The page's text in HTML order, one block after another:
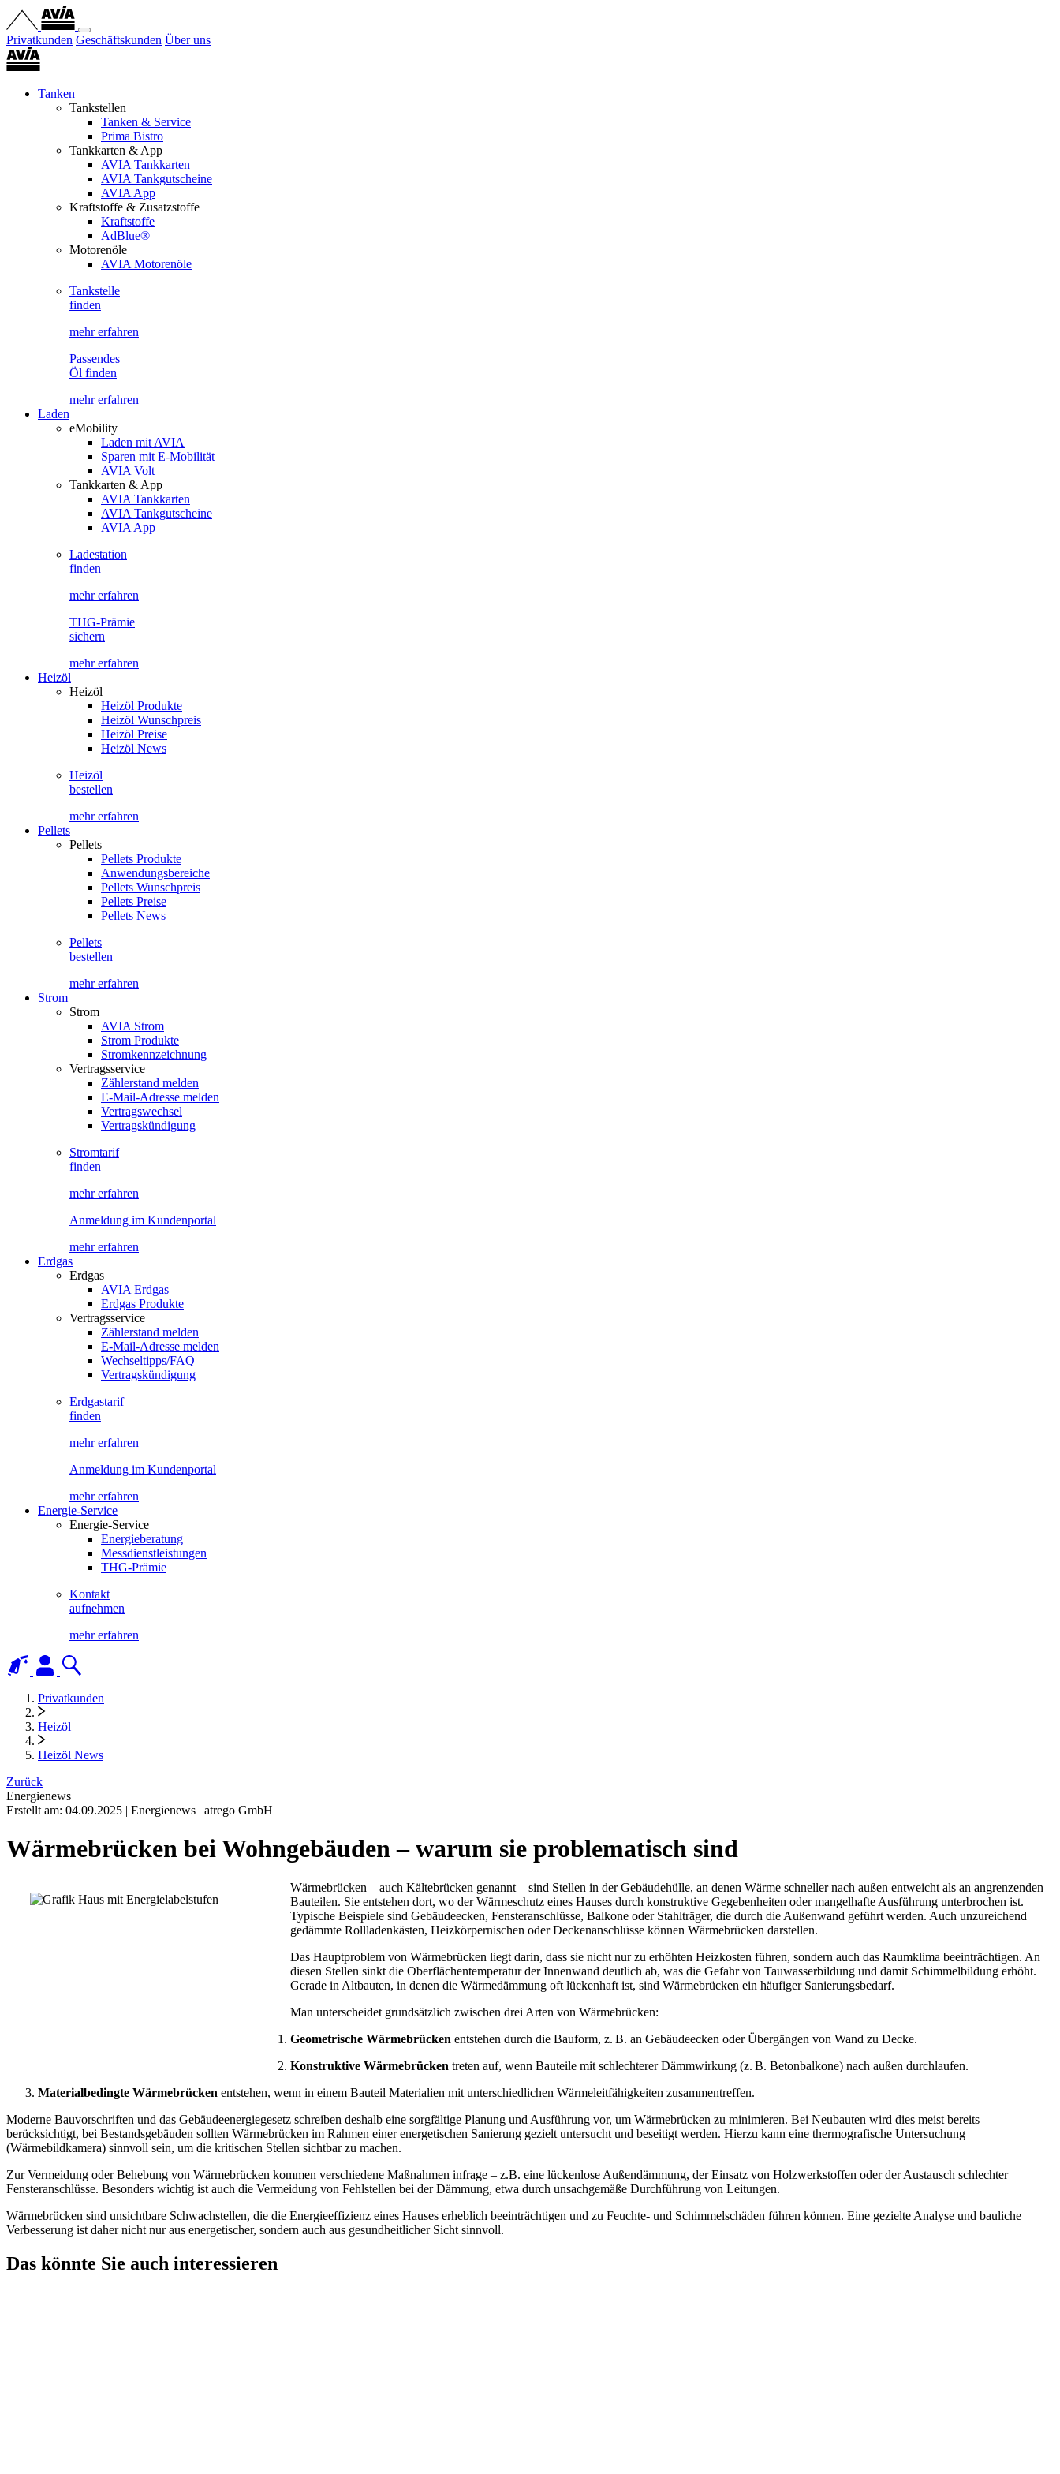
Privatkunden Geschäftskunden Über uns
Tanken
Tankstellen
Tanken & Service
Prima Bistro
Tankkarten & App
AVIA Tankkarten
AVIA Tankgutscheine
AVIA App
Kraftstoffe & Zusatzstoffe
Kraftstoffe
AdBlue®
Motorenöle
AVIA Motorenöle
Tankstelle
finden
mehr erfahren
Passendes
Öl finden
mehr erfahren
Laden
eMobility
Laden mit AVIA
Sparen mit E-Mobilität
AVIA Volt
Tankkarten & App
AVIA Tankkarten
AVIA Tankgutscheine
AVIA App
Ladestation
finden
mehr erfahren
THG-Prämie
sichern
mehr erfahren
Heizöl
Heizöl
Heizöl Produkte
Heizöl Wunschpreis
Heizöl Preise
Heizöl News
Heizöl
bestellen
mehr erfahren
Pellets
Pellets
Pellets Produkte
Anwendungsbereiche
Pellets Wunschpreis
Pellets Preise
Pellets News
Pellets
bestellen
mehr erfahren
Strom
Strom
AVIA Strom
Strom Produkte
Stromkennzeichnung
Vertragsservice
Zählerstand melden
E-Mail-Adresse melden
Vertragswechsel
Vertragskündigung
Stromtarif
finden
mehr erfahren
Anmeldung im Kundenportal
mehr erfahren
Erdgas
Erdgas
AVIA Erdgas
Erdgas Produkte
Vertragsservice
Zählerstand melden
E-Mail-Adresse melden
Wechseltipps/FAQ
Vertragskündigung
Erdgastarif
finden
mehr erfahren
Anmeldung im Kundenportal
mehr erfahren
Energie-Service
Energie-Service
Energieberatung
Messdienstleistungen
THG-Prämie
Kontakt
aufnehmen
mehr erfahren
Privatkunden
Heizöl
Heizöl News
Zurück
Energienews
Erstellt am: 04.09.2025 | Energienews | atrego GmbH
Wärmebrücken bei Wohngebäuden – warum sie problematisch sind
Wärmebrücken – auch Kältebrücken genannt – sind Stellen in der Gebäudehülle, an denen Wärme schneller nach außen entweicht als an angrenzenden
Bauteilen. Sie entstehen dort, wo der Wärmeschutz eines Hauses durch konstruktive Gegebenheiten oder mangelhafte Ausführung unterbrochen ist.
Typische Beispiele sind Gebäudeecken, Fensteranschlüsse, Balkone oder Stahlträger, die durch die Außenwand geführt werden. Auch unzureichend
gedämmte Rollladenkästen, Heizkörpernischen oder Deckenanschlüsse können Wärmebrücken darstellen.
Das Hauptproblem von Wärmebrücken liegt darin, dass sie nicht nur zu erhöhten Heizkosten führen, sondern auch das Raumklima beeinträchtigen. An
diesen Stellen sinkt die Oberflächentemperatur der Innenwand deutlich ab, was die Gefahr von Tauwasserbildung und damit Schimmelbildung erhöht.
Gerade in Altbauten, in denen die Wärmedämmung oft lückenhaft ist, sind Wärmebrücken ein häufiger Sanierungsbedarf.
Man unterscheidet grundsätzlich zwischen drei Arten von Wärmebrücken:
Geometrische Wärmebrücken entstehen durch die Bauform, z. B. an Gebäudeecken oder Übergängen von Wand zu Decke.
Konstruktive Wärmebrücken treten auf, wenn Bauteile mit schlechterer Dämmwirkung (z. B. Betonbalkone) nach außen durchlaufen.
Materialbedingte Wärmebrücken entstehen, wenn in einem Bauteil Materialien mit unterschiedlichen Wärmeleitfähigkeiten zusammentreffen.
Moderne Bauvorschriften und das Gebäudeenergiegesetz schreiben deshalb eine sorgfältige Planung und Ausführung vor, um Wärmebrücken zu minimieren. Bei Neubauten wird dies meist bereits
berücksichtigt, bei Bestandsgebäuden sollten Wärmebrücken im Rahmen einer energetischen Sanierung gezielt untersucht und beseitigt werden. Hierzu kann eine thermografische Untersuchung
(Wärmebildkamera) sinnvoll sein, um die kritischen Stellen sichtbar zu machen.
Zur Vermeidung oder Behebung von Wärmebrücken kommen verschiedene Maßnahmen infrage – z.B. eine lückenlose Außendämmung, der Einsatz von Holzwerkstoffen oder der Austausch schlechter
Fensteranschlüsse. Besonders wichtig ist auch die Vermeidung von Fehlstellen bei der Dämmung, etwa durch unsachgemäße Durchführung von Leitungen.
Wärmebrücken sind unsichtbare Schwachstellen, die die Energieeffizienz eines Hauses erheblich beeinträchtigen und zu Feuchte- und Schimmelschäden führen können. Eine gezielte Analyse und bauliche
Verbesserung ist daher nicht nur aus energetischer, sondern auch aus gesundheitlicher Sicht sinnvoll.
Das könnte Sie auch interessieren